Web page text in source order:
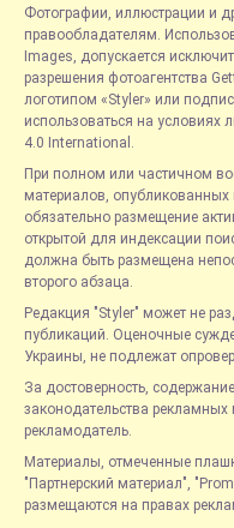
Фотографии, иллюстрации и
правообладателям.
Images, допускается
разрешения фотоагентства
логотипом «Styler» или
использоваться на условиях
4.0 International.
При полном или частичном
материалов, опубликованных
обязательно размещение
открытой для индексации
должна быть размещена
второго абзаца.
Редакция "Styler" может не
публикаций. Оценочные
Украины, не подлежат
За достоверность,
законодательства рекламных
рекламодатель.
Материалы, отмеченные
"Партнерский материал",
размещаются на правах